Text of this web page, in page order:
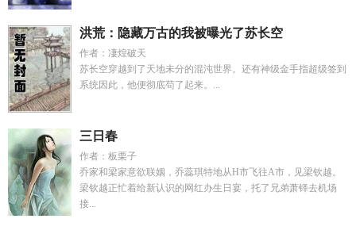
洪荒：隐藏万古的我被曝光了苏长空
作者：凄煌破天
苏长空穿越到了天地未分的混沌世界。还有神级金手指超级签到
系统因此，他便彻底苟了起来。...
三日春
作者：板栗子
乔家和梁家意欲联姻，乔蕊琪特地从H市飞往A市，见梁钦越。
梁钦越正忙着给新认识的网红办生日宴，托了兄弟萧铎去机场
接...